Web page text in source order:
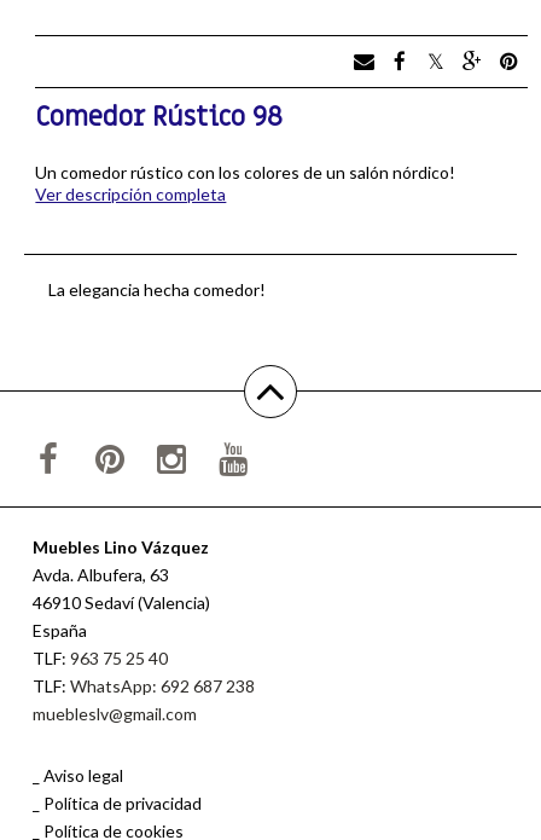
Comedor Rústico 98
Un comedor rústico con los colores de un salón nórdico!
Ver descripción completa
La elegancia hecha comedor!
Muebles Lino Vázquez
Avda. Albufera, 63
46910 Sedaví (Valencia)
España
TLF: 963 75 25 40
TLF: WhatsApp: 692 687 238
muebleslv@gmail.com
Aviso legal
Política de privacidad
Política de cookies